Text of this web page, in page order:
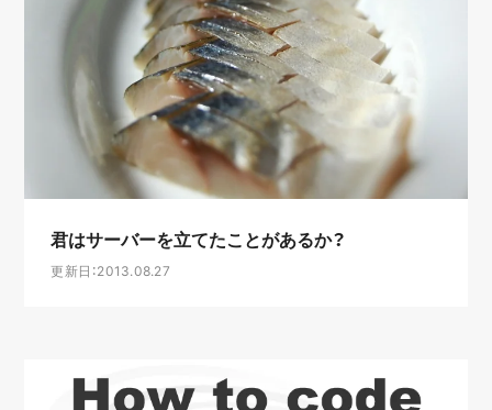
君はサーバーを立てたことがあるか？
更新日：2013.08.27